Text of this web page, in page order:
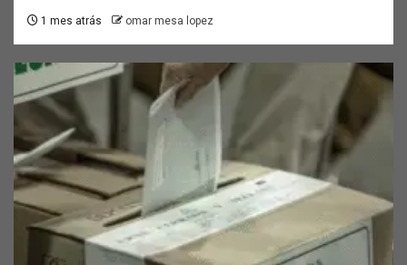
1 mes atrás omar mesa lopez